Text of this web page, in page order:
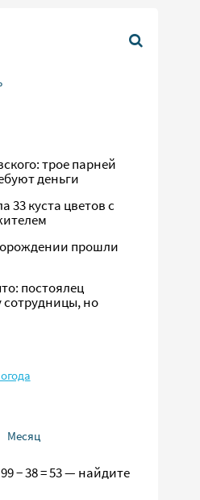
трое парней
деньги
33 куста цветов с
прошли
постоялец
но
Месяц
− 38 = 53 — найдите